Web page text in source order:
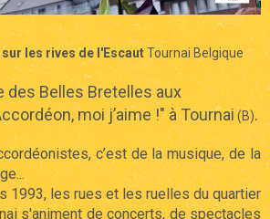
les rives de l'EscautTournai Belgique
des Belles Bretelles aux
moi j’aime !" à Tournai (B).
c’est de la musique, de la
1993, les rues et les ruelles du quartier
s'animent de concerts, de spectacles